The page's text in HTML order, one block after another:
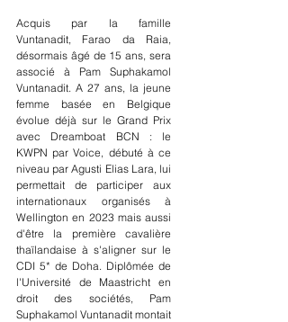
Acquis par la famille
Vuntanadit, Farao da Raia,
désormais âgé de 15 ans, sera
associé à Pam Suphakamol
Vuntanadit. A 27 ans, la jeune
femme basée en Belgique
évolue déjà sur le Grand Prix
avec Dreamboat BCN : le
KWPN par Voice, débuté à ce
niveau par Agusti Elias Lara, lui
permettait de participer aux
internationaux organisés à
Wellington en 2023 mais aussi
d'être la première cavalière
thaïlandaise à s'aligner sur le
CDI 5* de Doha. Diplômée de
l'Université de Maastricht en
droit des sociétés, Pam
Suphakamol Vuntanadit montait